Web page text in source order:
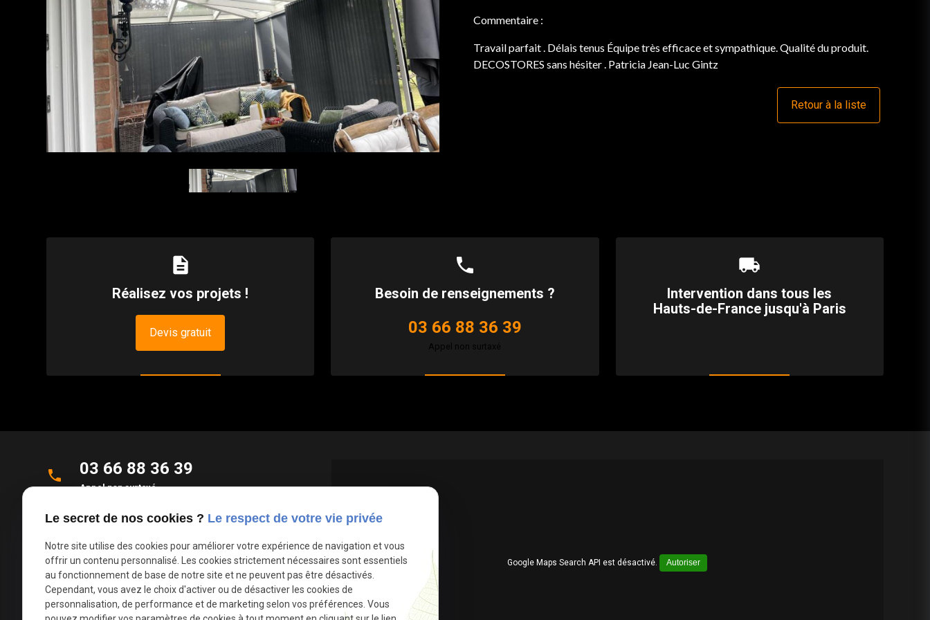
Commentaire :
Travail parfait . Délais tenus Équipe très efficace et sympathique. Qualité du produit.
DECOSTORES sans hésiter . Patricia Jean-Luc Gintz
Retour à la liste
description
Réalisez vos projets !
Devis gratuit
phone
Besoin de renseignements ?
03 66 88 36 39
Appel non surtaxé
local_shipping
Intervention dans tous les
Hauts-de-France jusqu'à Paris
phone 03 66 88 36 39
Appel non surtaxé
place
Allée des Roseaux
59270 Bailleul
mail contact@deco-stores.com
Google Maps Search API est désactivé. Autoriser
Le secret de nos cookies ? Le respect de votre vie privée
Notre site utilise des cookies pour améliorer votre expérience de navigation et vous
offrir un contenu personnalisé. Les cookies strictement nécessaires sont essentiels
au fonctionnement de base de notre site et ne peuvent pas être désactivés.
Cependant, vous avez le choix d'activer ou de désactiver les cookies de
personnalisation, de performance et de marketing selon vos préférences. Vous